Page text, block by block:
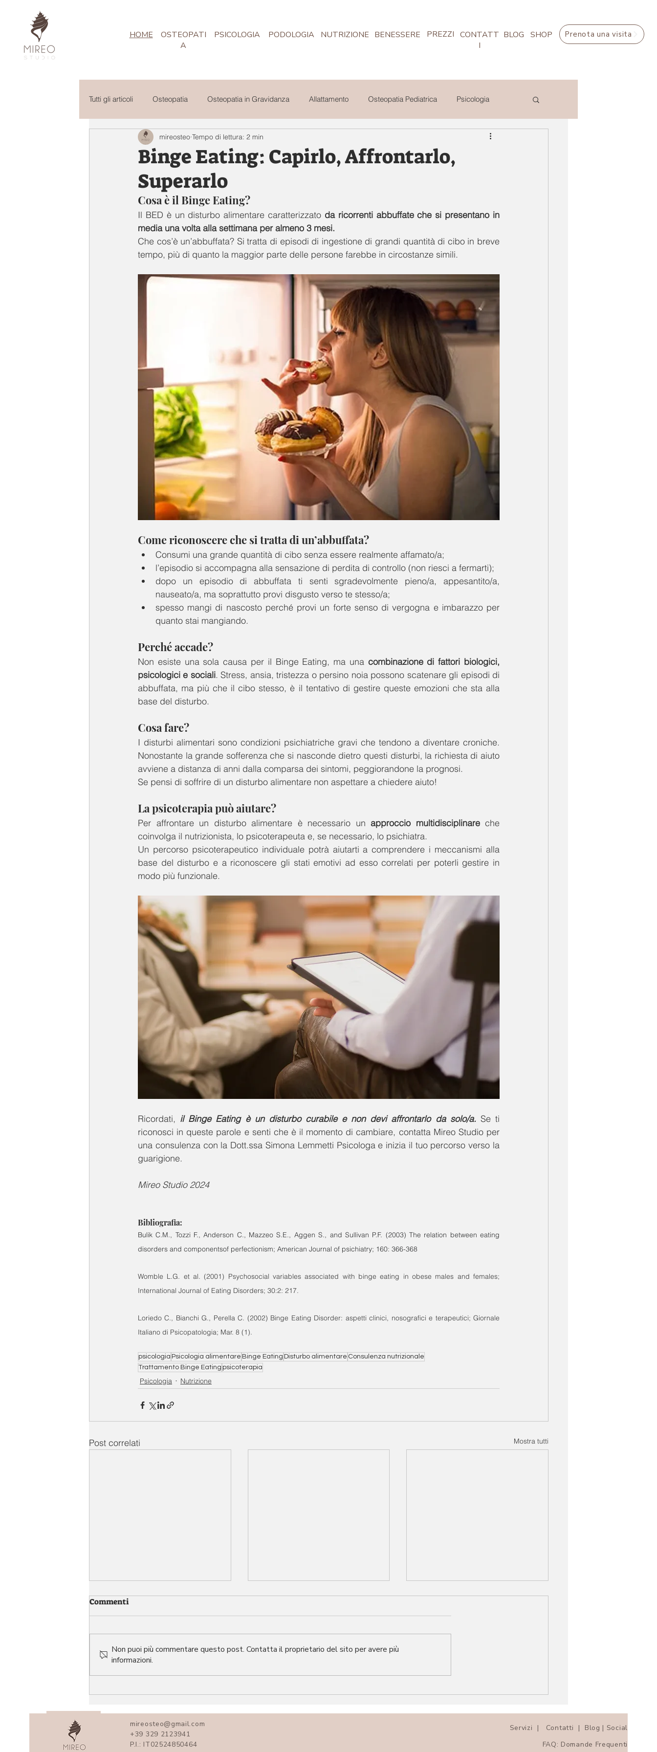
HOME
OSTEOPATI
A
PSICOLOGIA PODOLOGIA NUTRIZIONE BENESSERE PREZZI CONTATT
I
BLOG SHOP Prenota una visita
Tutti gli articoli Osteopatia Osteopatia in Gravidanza Allattamento Osteopatia Pediatrica Psicologia
Podologia Nutrizione Shop Volontariato
Binge Eating: Capirlo, Affrontarlo,
Superarlo
mireosteo Tempo di lettura: 2 min
Cosa è il Binge Eating?
Il BED è un disturbo alimentare caratterizzato da ricorrenti abbuffate che si presentano in
media una volta alla settimana per almeno 3 mesi.
Che cos’è un’abbuffata? Si tratta di episodi di ingestione di grandi quantità di cibo in breve
tempo, più di quanto la maggior parte delle persone farebbe in circostanze simili.
Come riconoscere che si tratta di un’abbuffata?
Consumi una grande quantità di cibo senza essere realmente affamato/a;
l’episodio si accompagna alla sensazione di perdita di controllo (non riesci a fermarti);
dopo un episodio di abbuffata ti senti sgradevolmente pieno/a, appesantito/a,
nauseato/a, ma soprattutto provi disgusto verso te stesso/a;
spesso mangi di nascosto perché provi un forte senso di vergogna e imbarazzo per
quanto stai mangiando.
Perché accade?
Non esiste una sola causa per il Binge Eating, ma una combinazione di fattori biologici,
psicologici e sociali. Stress, ansia, tristezza o persino noia possono scatenare gli episodi di
abbuffata, ma più che il cibo stesso, è il tentativo di gestire queste emozioni che sta alla
base del disturbo.
Cosa fare?
I disturbi alimentari sono condizioni psichiatriche gravi che tendono a diventare croniche.
Nonostante la grande sofferenza che si nasconde dietro questi disturbi, la richiesta di aiuto
avviene a distanza di anni dalla comparsa dei sintomi, peggiorandone la prognosi.
Se pensi di soffrire di un disturbo alimentare non aspettare a chiedere aiuto!
La psicoterapia può aiutare?
Per affrontare un disturbo alimentare è necessario un approccio multidisciplinare che
coinvolga il nutrizionista, lo psicoterapeuta e, se necessario, lo psichiatra.
Un percorso psicoterapeutico individuale potrà aiutarti a comprendere i meccanismi alla
base del disturbo e a riconoscere gli stati emotivi ad esso correlati per poterli gestire in
modo più funzionale.
Ricordati, il Binge Eating è un disturbo curabile e non devi affrontarlo da solo/a. Se ti
riconosci in queste parole e senti che è il momento di cambiare, contatta Mireo Studio per
una consulenza con la Dott.ssa Simona Lemmetti Psicologa e inizia il tuo percorso verso la
guarigione.
Mireo Studio 2024
Bibliografia:
Bulik C.M., Tozzi F., Anderson C., Mazzeo S.E., Aggen S., and Sullivan P.F. (2003) The relation between eating
disorders and componentsof perfectionism; American Journal of psichiatry; 160: 366-368
Womble L.G. et al. (2001) Psychosocial variables associated with binge eating in obese males and females;
International Journal of Eating Disorders; 30:2: 217.
Loriedo C., Bianchi G., Perella C. (2002) Binge Eating Disorder: aspetti clinici, nosografici e terapeutici; Giornale
Italiano di Psicopatologia; Mar. 8 (1).
psicologia Psicologia alimentare Binge Eating Disturbo alimentare Consulenza nutrizionale
Trattamento Binge Eating psicoterapia
Psicologia Nutrizione
Post correlati Mostra tutti
CostruEndo: Convegno
Buoni Regalo Mireo Studio:
7 Libri da Leggere
Commenti
Non puoi più commentare questo post. Contatta il proprietario del sito per avere più
informazioni.
mireosteo@gmail.com
+39 329 2123941
P.I.: IT02524850464
Servizi | Contatti | Blog | Social
FAQ: Domande Frequenti